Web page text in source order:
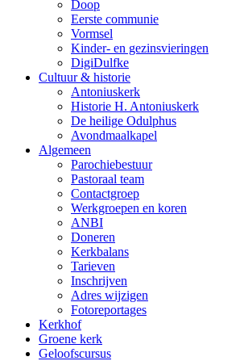
Doop
Eerste communie
Vormsel
Kinder- en gezinsvieringen
DigiDulfke
Cultuur & historie
Antoniuskerk
Historie H. Antoniuskerk
De heilige Odulphus
Avondmaalkapel
Algemeen
Parochiebestuur
Pastoraal team
Contactgroep
Werkgroepen en koren
ANBI
Doneren
Kerkbalans
Tarieven
Inschrijven
Adres wijzigen
Fotoreportages
Kerkhof
Groene kerk
Geloofscursus